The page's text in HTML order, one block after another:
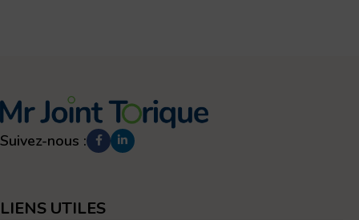
Suivez-nous :
LIENS UTILES